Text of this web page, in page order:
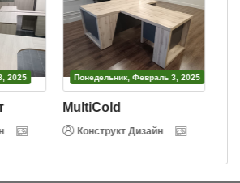
2025 Понедельник, Февраль 3, 2025
MultiCold
Конструкт Дизайн